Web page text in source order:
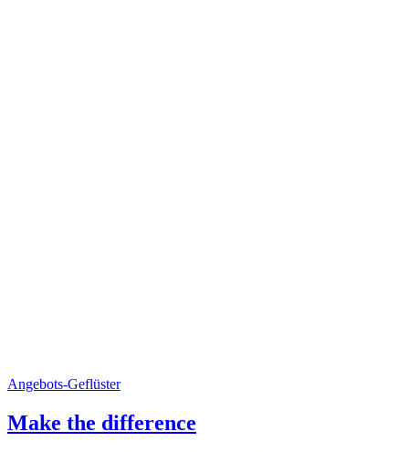
Angebots-Geflüster
Make the difference